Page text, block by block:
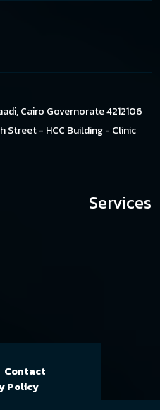
Cairo Governorate 4212106
- HCC Building - Clinic
Services
Contact
Policy